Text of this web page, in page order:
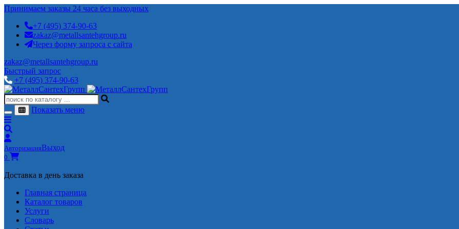
Принимаем заказы 24 часа без выходных
+7 (495) 374-90-63
zakaz@metallsantehgroup.ru
Через форму запроса с сайта
zakaz@metallsantehgroup.ru
Быстрый запрос
+7 (495) 374-90-63
Показать меню
АвторизацияВыход
0
Доставка в день заказа
Главная страница
Каталог товаров
Услуги
Словарь